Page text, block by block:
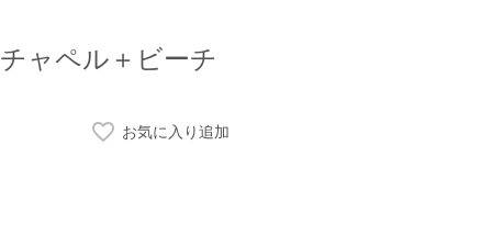
ャペル＋ビーチ
お気に入り追加